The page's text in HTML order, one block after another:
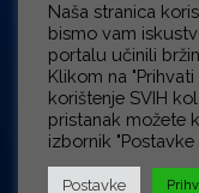
Naša stranica
bismo vam
portalu učinili
Klikom na
korištenje SVIH
pristanak možete
izbornik "Postavke
Postavke